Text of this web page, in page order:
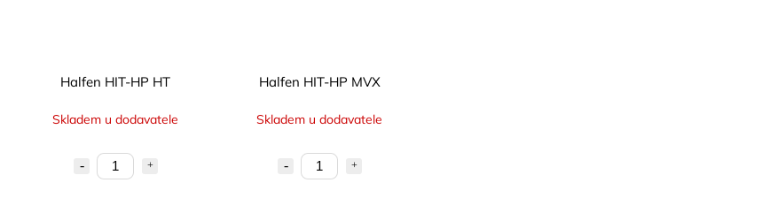
Halfen HIT-HP HT
Skladem u dodavatele
Halfen HIT-HP MVX
Skladem u dodavatele